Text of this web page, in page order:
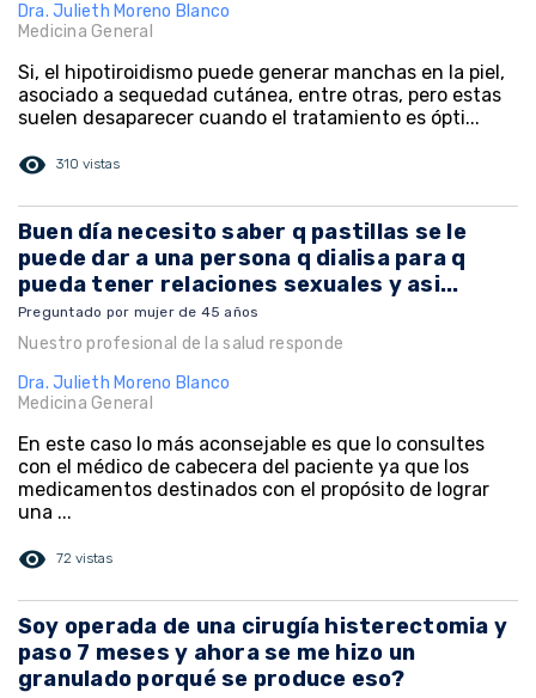
Dra. Julieth Moreno Blanco
Medicina General
Si, el hipotiroidismo puede generar manchas en la piel,
asociado a sequedad cutánea, entre otras, pero estas
suelen desaparecer cuando el tratamiento es ópti...
visibility 310 vistas
Buen día necesito saber q pastillas se le
puede dar a una persona q dialisa para q
pueda tener relaciones sexuales y asi...
Preguntado por mujer de 45 años
Nuestro profesional de la salud responde
Dra. Julieth Moreno Blanco
Medicina General
En este caso lo más aconsejable es que lo consultes
con el médico de cabecera del paciente ya que los
medicamentos destinados con el propósito de lograr
una ...
visibility 72 vistas
Soy operada de una cirugía histerectomia y
paso 7 meses y ahora se me hizo un
granulado porqué se produce eso?